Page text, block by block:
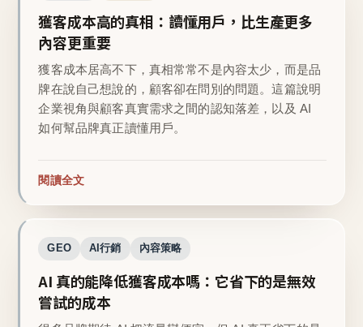
獲客成本高的真相：讀懂用戶，比生產更多
內容更重要
獲客成本居高不下，真相常常不是內容太少，而是品
牌在說自己想說的，顧客卻在問別的問題。這篇說明
企業視角與顧客真實需求之間的認知落差，以及 AI
如何幫品牌真正讀懂用戶。
閱讀全文
GEO AI行銷 內容策略
AI 真的能降低獲客成本嗎：它省下的是無效
嘗試的成本